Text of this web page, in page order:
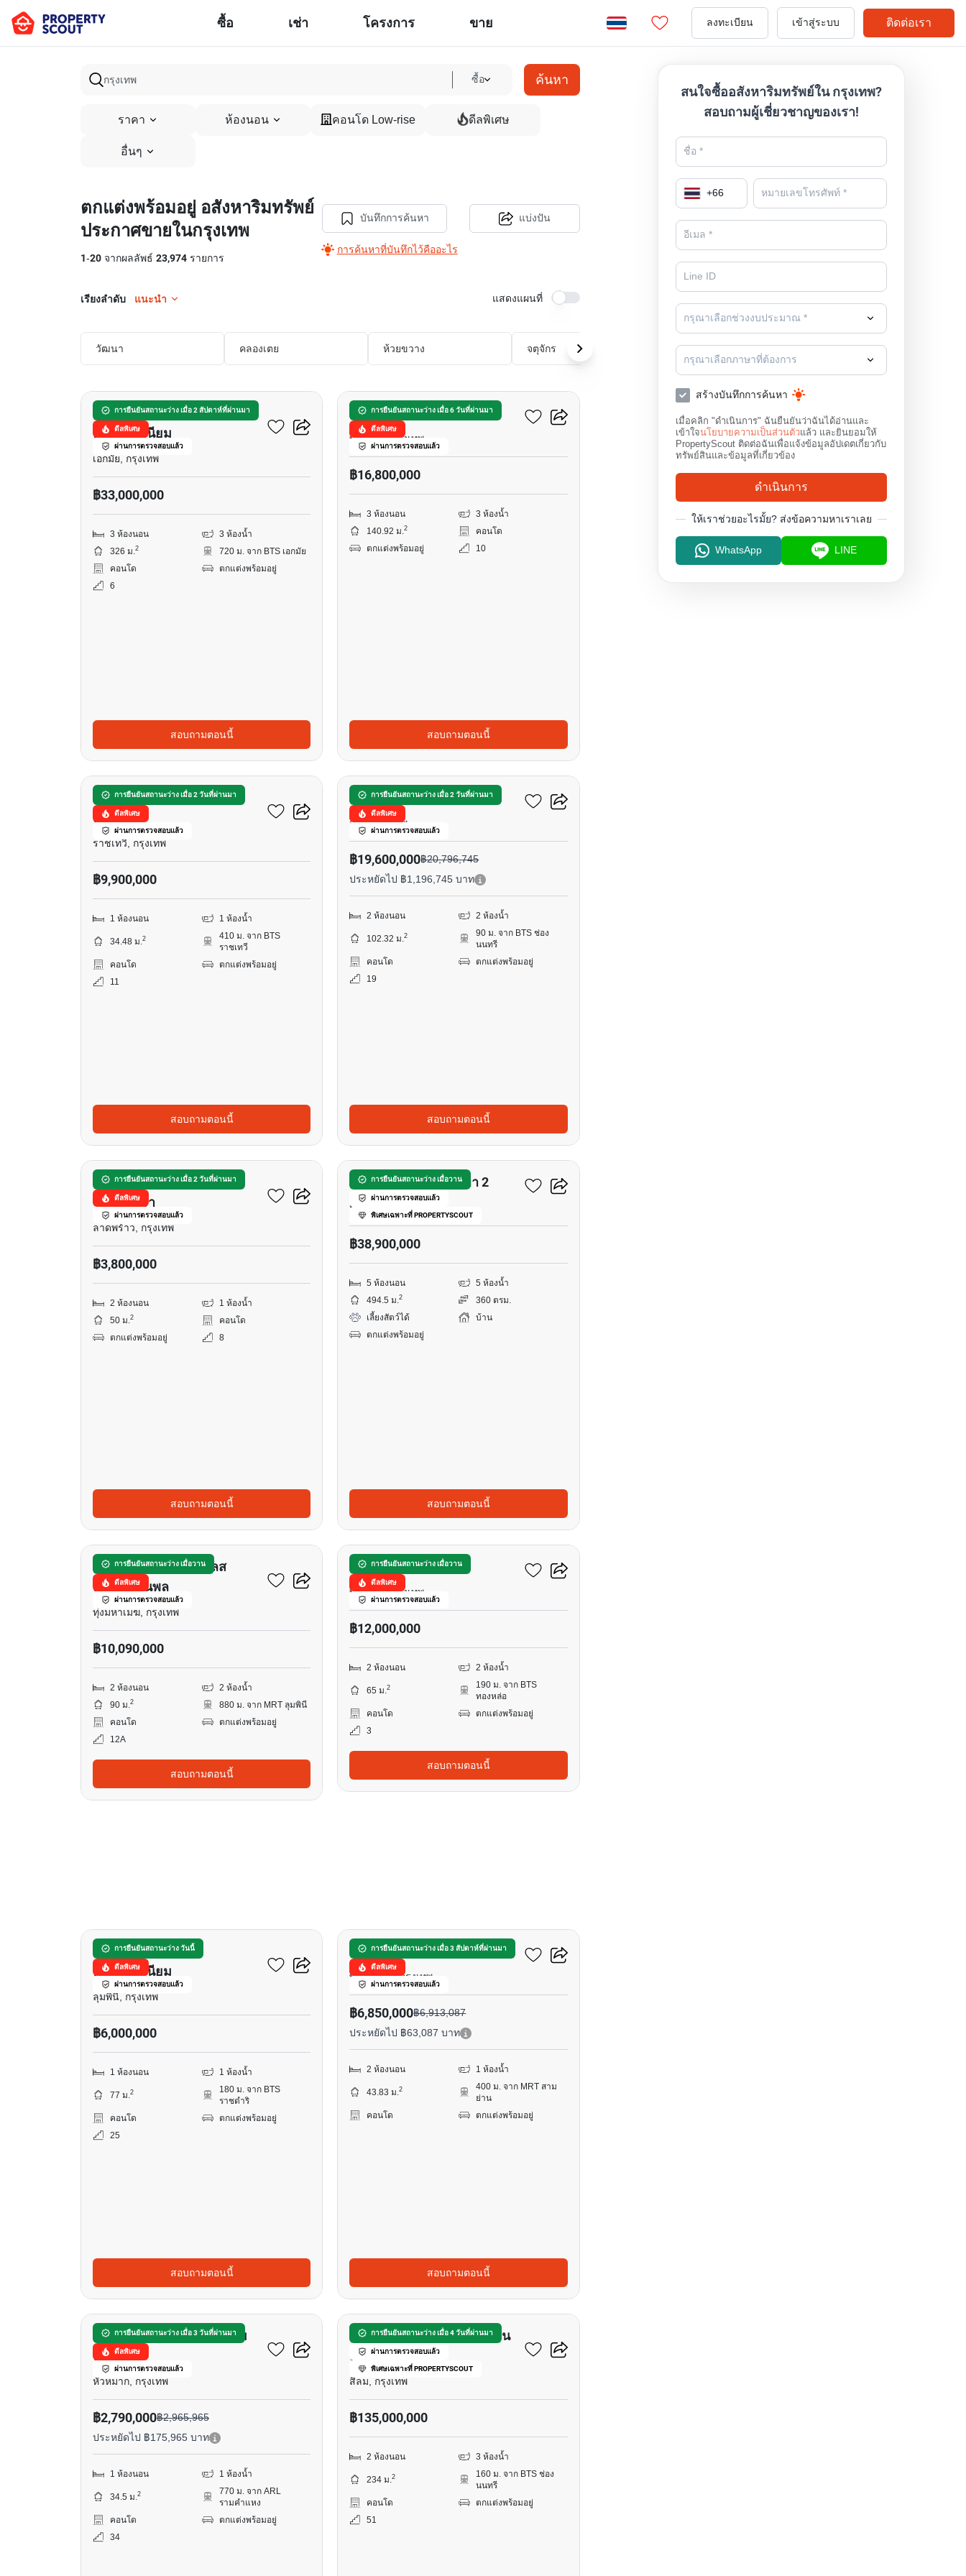
ซื้อ เช่า โครงการ ขาย ลงทะเบียน เข้าสู่ระบบ ติดต่อเรา
ซื้อ ค้นหา
ราคา ห้องนอน คอนโด Low-rise ดีลพิเศษ
อื่นๆ
ตกแต่งพร้อมอยู่ อสังหาริมทรัพย์
ประกาศขายในกรุงเทพ
1-20 จากผลลัพธ์ 23,974 รายการ
บันทึกการค้นหา
การค้นหาที่บันทึกไว้คืออะไร
แบ่งปัน
เรียงลำดับ แนะนำ แสดงแผนที่
วัฒนา คลองเตย ห้วยขวาง จตุจักร ราชเทวี ปทุมวัน
การยืนยันสถานะว่าง เมื่อ 2 สัปดาห์ที่ผ่านมา
ดีลพิเศษ
ผ่านการตรวจสอบแล้ว
11
คาสเซิลฮิลส์ แมนชั่น
คอนโดมิเนียม
เอกมัย, กรุงเทพ
฿33,000,000
3 ห้องนอน
3 ห้องน้ำ
326 ม.2
720 ม. จาก BTS เอกมัย
คอนโด
ตกแต่งพร้อมอยู่
6
สอบถามตอนนี้
การยืนยันสถานะว่าง เมื่อ 6 วันที่ผ่านมา
ดีลพิเศษ
ผ่านการตรวจสอบแล้ว
20
เดอะ ไฮท์ คอนโดมิเนียม
ทองหล่อ, กรุงเทพ
฿16,800,000
3 ห้องนอน
3 ห้องน้ำ
140.92 ม.2
คอนโด
ตกแต่งพร้อมอยู่
10
สอบถามตอนนี้
การยืนยันสถานะว่าง เมื่อ 2 วันที่ผ่านมา
ดีลพิเศษ
ผ่านการตรวจสอบแล้ว
7
วิช ซิกเนเจอร์ 2 มิดทาวน์
สยาม
ราชเทวี, กรุงเทพ
฿9,900,000
1 ห้องนอน 1 ห้องน้ำ
34.48 ม.2
410 ม. จาก BTS
ราชเทวี
คอนโด
ตกแต่งพร้อมอยู่
11
สอบถามตอนนี้
การยืนยันสถานะว่าง เมื่อ 2 วันที่ผ่านมา
ดีลพิเศษ
ผ่านการตรวจสอบแล้ว
12
ดิ อินฟินิตี้ คอนโดมิเนียม
สีลม, กรุงเทพ
฿19,600,000฿20,796,745
ประหยัดไป ฿1,196,745 บาท
2 ห้องนอน 2 ห้องน้ำ
102.32 ม.2
90 ม. จาก BTS ช่อง
นนทรี
คอนโด
ตกแต่งพร้อมอยู่
19
สอบถามตอนนี้
การยืนยันสถานะว่าง เมื่อ 2 วันที่ผ่านมา
ดีลพิเศษ
ผ่านการตรวจสอบแล้ว
9
นีเวร่า คอนโด เอกมัย–
รามอินทรา
ลาดพร้าว, กรุงเทพ
฿3,800,000
2 ห้องนอน
1 ห้องน้ำ
50 ม.2
คอนโด
ตกแต่งพร้อมอยู่
8
สอบถามตอนนี้
การยืนยันสถานะว่าง เมื่อวาน
ผ่านการตรวจสอบแล้ว
พิเศษเฉพาะที่ PROPERTYSCOUT
22
เศรษฐสิริ กรุงเทพกรีฑา 2
หัวหมาก, กรุงเทพ
฿38,900,000
5 ห้องนอน
5 ห้องน้ำ
494.5 ม.2
360 ตรม.
เลี้ยงสัตว์ได้
บ้าน
ตกแต่งพร้อมอยู่
สอบถามตอนนี้
การยืนยันสถานะว่าง เมื่อวาน
ดีลพิเศษ
ผ่านการตรวจสอบแล้ว
11
ศุภาลัย โอเรียนทัล เพลส
สาทร-สวนพลู
ทุ่งมหาเมฆ, กรุงเทพ
฿10,090,000
2 ห้องนอน
2 ห้องน้ำ
90 ม.2
880 ม. จาก MRT ลุมพินี
คอนโด
ตกแต่งพร้อมอยู่
12A
สอบถามตอนนี้
การยืนยันสถานะว่าง เมื่อวาน
ดีลพิเศษ
ผ่านการตรวจสอบแล้ว
13
เออร์บิเทีย ทองหล่อ
ทองหล่อ, กรุงเทพ
฿12,000,000
2 ห้องนอน 2 ห้องน้ำ
65 ม.2
190 ม. จาก BTS
ทองหล่อ
คอนโด
ตกแต่งพร้อมอยู่
3
สอบถามตอนนี้
การยืนยันสถานะว่าง วันนี้
ดีลพิเศษ
ผ่านการตรวจสอบแล้ว
บ้านราชประสงค์
คอนโดมิเนียม
ลุมพินี, กรุงเทพ
฿6,000,000
1 ห้องนอน 1 ห้องน้ำ
77 ม.2
180 ม. จาก BTS
ราชดำริ
คอนโด
ตกแต่งพร้อมอยู่
25
สอบถามตอนนี้
การยืนยันสถานะว่าง เมื่อ 3 สัปดาห์ที่ผ่านมา
ดีลพิเศษ
ผ่านการตรวจสอบแล้ว
อัลติจูด ดีไฟน์
พระราม 4, กรุงเทพ
฿6,850,000฿6,913,087
ประหยัดไป ฿63,087 บาท
2 ห้องนอน 1 ห้องน้ำ
43.83 ม.2
400 ม. จาก MRT สาม
ย่าน
คอนโด
ตกแต่งพร้อมอยู่
สอบถามตอนนี้
การยืนยันสถานะว่าง เมื่อ 3 วันที่ผ่านมา
ดีลพิเศษ
ผ่านการตรวจสอบแล้ว
8
เดอะ เบส การ์เด้น - พระราม
9
หัวหมาก, กรุงเทพ
฿2,790,000฿2,965,965
ประหยัดไป ฿175,965 บาท
1 ห้องนอน 1 ห้องน้ำ
34.5 ม.2
770 ม. จาก ARL
รามคำแหง
คอนโด
ตกแต่งพร้อมอยู่
34
การยืนยันสถานะว่าง เมื่อ 4 วันที่ผ่านมา
ผ่านการตรวจสอบแล้ว
พิเศษเฉพาะที่ PROPERTYSCOUT
23
เดอะ ริทซ์-คาร์ลตัน เรสซิเดน
เซส, แบง ค๊อก
สีลม, กรุงเทพ
฿135,000,000
2 ห้องนอน 3 ห้องน้ำ
234 ม.2
160 ม. จาก BTS ช่อง
นนทรี
คอนโด
ตกแต่งพร้อมอยู่
51
สนใจซื้ออสังหาริมทรัพย์ใน กรุงเทพ?
สอบถามผู้เชี่ยวชาญของเรา!
+66
กรุณาเลือกช่วงงบประมาณ *
กรุณาเลือกภาษาที่ต้องการ
สร้างบันทึกการค้นหา
เมื่อคลิก "ดำเนินการ" ฉันยืนยันว่าฉันได้อ่านและ
เข้าใจนโยบายความเป็นส่วนตัวแล้ว และยินยอมให้
PropertyScout ติดต่อฉันเพื่อแจ้งข้อมูลอัปเดตเกี่ยวกับ
ทรัพย์สินและข้อมูลที่เกี่ยวข้อง
ดำเนินการ
ให้เราช่วยอะไรมั้ย? ส่งข้อความหาเราเลย
WhatsApp LINE